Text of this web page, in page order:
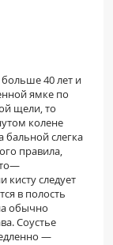
(МРТ)
40 лет и
ямке по
щели, то
колене
бальной слегка
правила,
кисту следует
в полость
обычно
Соустье
—